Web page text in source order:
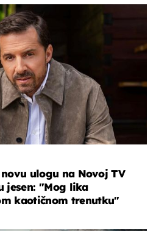
ulogu na Novoj TV
jesen: ''Mog lika
kaotičnom trenutku''